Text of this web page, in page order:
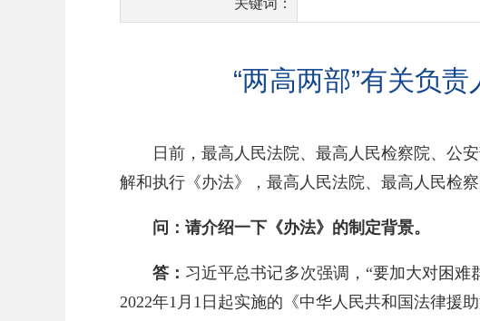
关键词：
“两高两部”有关负
日前，最高人民法院、最高人民检察院、公
解和执行《办法》，最高人民法院、最高人民检
问：请介绍一下《办法》的制定背景。
答： 习近平总书记多次强调，“要加大对困难
2022年1月1日起实施的《中华人民共和国法律援